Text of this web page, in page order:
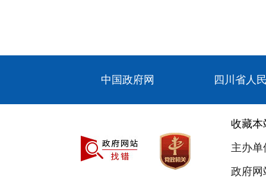
中国政府网 四川省人
收藏本
主办
政府网